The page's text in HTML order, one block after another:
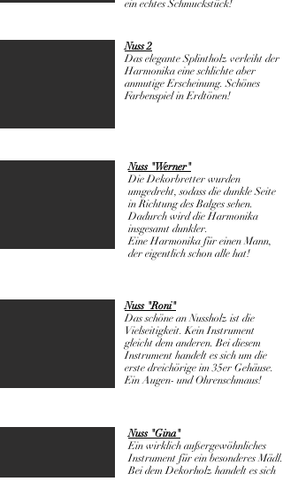
ein echtes Schmuckstück!
Nuss 2
Das elegante Splintholz verleiht der
Harmonika eine schlichte aber
anmutige Erscheinung. Schönes
Farbenspiel in Erdtönen!
Nuss "Werner"
Die Dekorbretter wurden
umgedreht, sodass die dunkle Seite
in Richtung des Balges sehen.
Dadurch wird die Harmonika
insgesamt dunkler.
Eine Harmonika für einen Mann,
der eigentlich schon alle hat!
Nuss "Roni"
Das schöne an Nussholz ist die
Vielseitigkeit. Kein Instrument
gleicht dem anderen. Bei diesem
Instrument handelt es sich um die
erste dreichörige im 35er Gehäuse.
Ein Augen- und Ohrenschmaus!
Nuss "Gina"
Ein wirklich außergewöhnliches
Instrument für ein besonderes Mädl.
Bei dem Dekorholz handelt es sich